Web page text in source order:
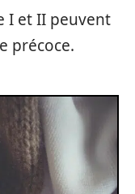
I et II peuvent
précoce.